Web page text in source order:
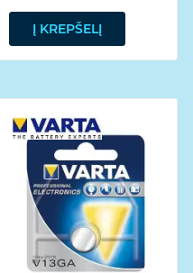
Į KREPŠELĮ